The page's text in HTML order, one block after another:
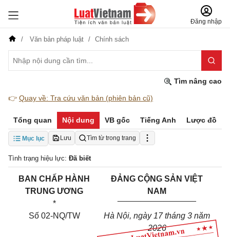
Đăng nhập
Văn bản pháp luật Chính sách
Tìm nâng cao
👉 Quay về: Tra cứu văn bản (phiên bản cũ)
Tổng quan Nội dung VB gốc Tiếng Anh Lược đồ
Mục lục Lưu Tìm từ trong trang
Tình trạng hiệu lực: Đã biết
BAN CHẤP HÀNH
TRUNG ƯƠNG
*
Số 02-NQ/TW
ĐẢNG CỘNG SẢN VIỆT
NAM
Hà Nội, ngày 17 tháng 3 năm
2026